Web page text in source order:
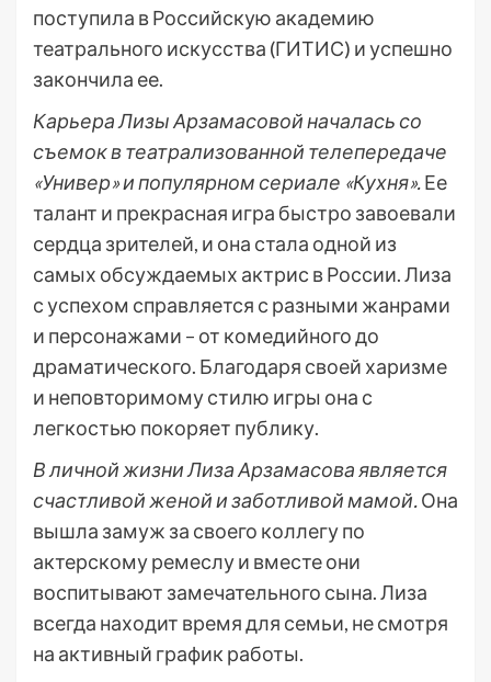
поступила в Российскую академию
театрального искусства (ГИТИС) и успешно
закончила ее.
Карьера Лизы Арзамасовой началась со
съемок в театрализованной телепередаче
«Универ» и популярном сериале «Кухня».Ее
талант и прекрасная игра быстро завоевали
сердца зрителей, и она стала одной из
самых обсуждаемых актрис в России. Лиза
с успехом справляется с разными жанрами
и персонажами – от комедийного до
драматического. Благодаря своей харизме
и неповторимому стилю игры она с
легкостью покоряет публику.
В личной жизни Лиза Арзамасова является
счастливой женой и заботливой мамой.Она
вышла замуж за своего коллегу по
актерскому ремеслу и вместе они
воспитывают замечательного сына. Лиза
всегда находит время для семьи, не смотря
на активный график работы.